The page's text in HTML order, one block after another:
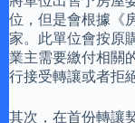
位，但是會根據《
家。此單位會按原
業主需要繳付相關
行接受轉讓或者拒
其次，在首份轉讓